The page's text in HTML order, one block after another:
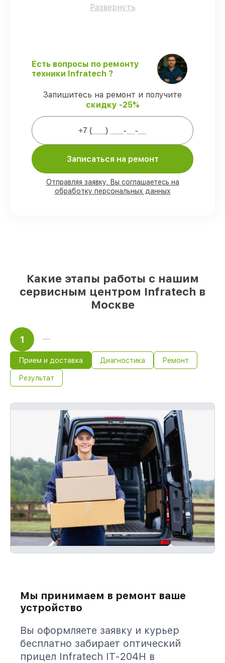
навыков, что обеспечивает надёжную
строго по договоренности.
Гарантийное сопровождение– все
ремонтные услуги и комплектующие
защищены гарантийной поддержкой до
Мы гарантируем:
работ выполняем в вашем
90%деталей Infratech есть в наличии в
мастерской или на складе в Москве,
Развернуть
Есть вопросы по ремонту
техники Infratech ?
Запишитесь на ремонт и получите
скидку -25%
Записаться на ремонт
Отправляя заявку, Вы соглашаетесь на
обработку персональных данных
Какие этапы работы с нашим
сервисным центром Infratech в
Москве
1
Прием и доставка Диагностика Ремонт
Результат
Мы принимаем в ремонт ваше
устройство
Вы оформляете заявку и курьер
бесплатно забирает оптический
прицел Infratech IT-204H в